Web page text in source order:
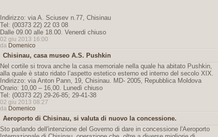
Indirizzo: via A. Sciusev n.77, Chisinau
Tel: (00373 22) 22 03 08
Dalle 09.00 alle 18.00. Venerdi chiuso
02 giu 2013 16:00
da Domenico
Chisinau, casa museo A.S. Pushkin
Nel cortile si trova anche la casa memoriale nella quale ha abitato Pushkin,
alla quale è stato ridato l’aspetto estetico esterno ed interno del secolo XIX.
Indirizzo: via Anton Pann, 19, Chisinau. MD- 2005, Repubblica Moldova
Orario: 10,00 – 16,00. Lunedì chiuso
Tel: (00373 22) 29-26-85; 29-41-38
02 giu 2013 08:27
da Domenico
Aeroporto di Chisinau, si valuta di nuovo la concessione.
Sto parlando dell'intenzione del Governo di dare in concessione l'Aeroporto